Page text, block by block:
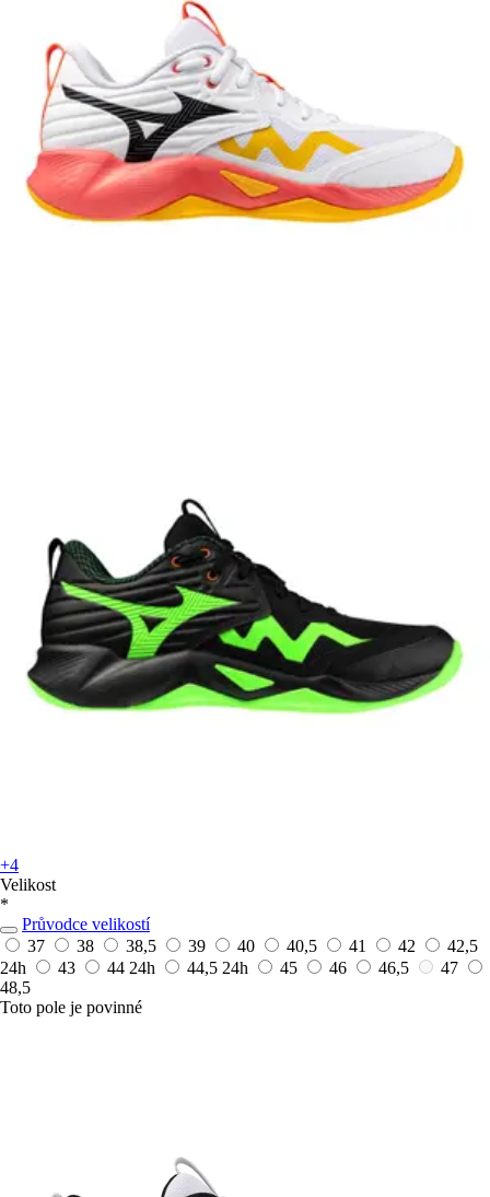
+4
Velikost
*
Průvodce velikostí
37
38 38,5 39 40 40,5 41 42
42,5
24h
43 44 24h 44,5 24h 45 46 46,5
47
48,5
Toto pole je povinné